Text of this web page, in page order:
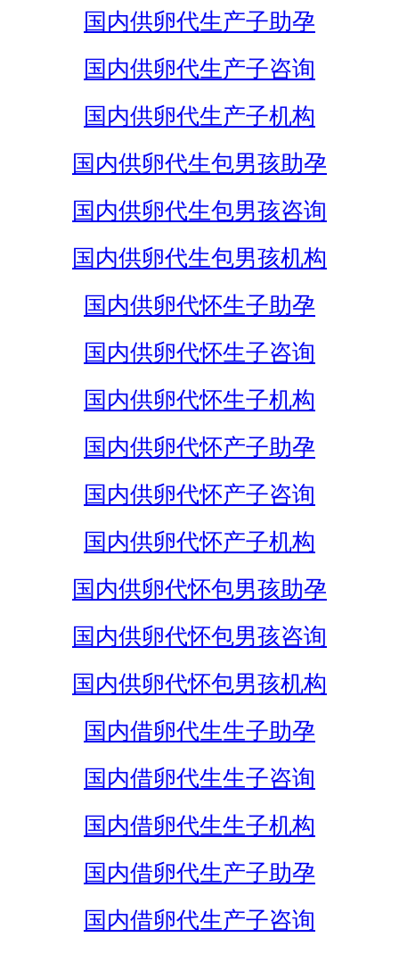
国内供卵代生产子助孕
国内供卵代生产子咨询
国内供卵代生产子机构
国内供卵代生包男孩助孕
国内供卵代生包男孩咨询
国内供卵代生包男孩机构
国内供卵代怀生子助孕
国内供卵代怀生子咨询
国内供卵代怀生子机构
国内供卵代怀产子助孕
国内供卵代怀产子咨询
国内供卵代怀产子机构
国内供卵代怀包男孩助孕
国内供卵代怀包男孩咨询
国内供卵代怀包男孩机构
国内借卵代生生子助孕
国内借卵代生生子咨询
国内借卵代生生子机构
国内借卵代生产子助孕
国内借卵代生产子咨询